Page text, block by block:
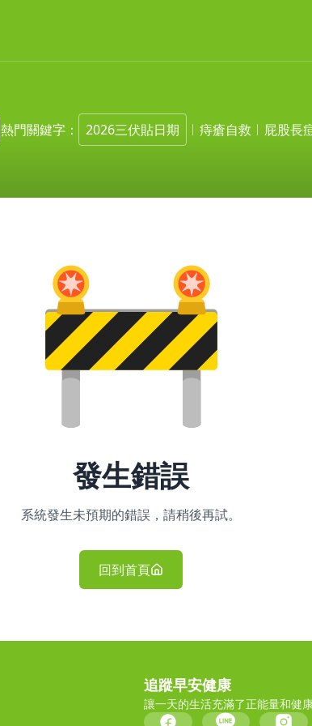
熱門關鍵字： 2026三伏貼日期 痔瘡自救 屁股長
發生錯誤
系統發生未預期的錯誤，請稍後再試。
回到首頁
追蹤早安健康
讓一天的生活充滿了正能量和健